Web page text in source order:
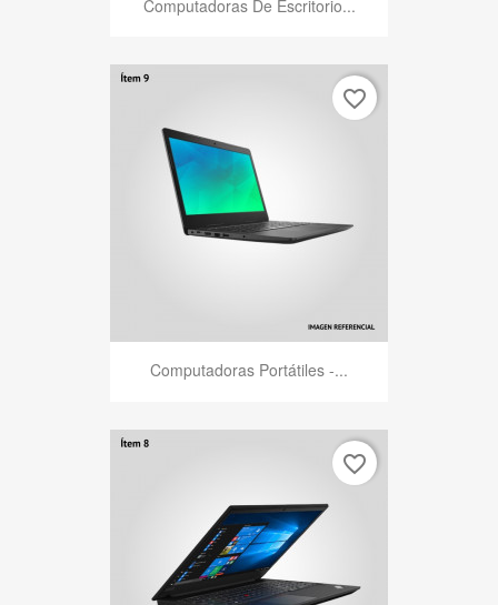
Computadoras De Escritorio...
Computadoras Portátiles -...
favorite_border
favorite_border